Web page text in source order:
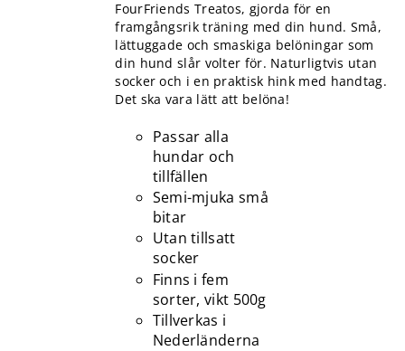
FourFriends Treatos, gjorda för en
framgångsrik träning med din hund. Små,
lättuggade och smaskiga belöningar som
din hund slår volter för. Naturligtvis utan
socker och i en praktisk hink med handtag.
Det ska vara lätt att belöna!
Passar alla
hundar och
tillfällen
Semi-mjuka små
bitar
Utan tillsatt
socker
Finns i fem
sorter, vikt 500g
Tillverkas i
Nederländerna